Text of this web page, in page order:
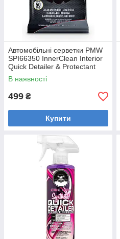
Автомобільні серветки PMW
SPI66350 InnerClean Interior
Quick Detailer & Protectant
Wipes Mega 50
В наявності
499 ₴
Купити